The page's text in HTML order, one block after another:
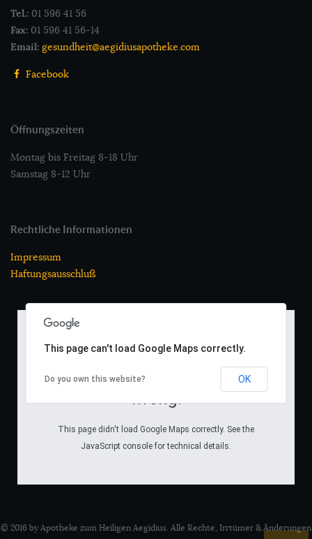
Tel.: 01 596 41 56
Fax: 01 596 41 56-14
Email: gesundheit@aegidiusapotheke.com
Facebook
Öffnungszeiten
Montag bis Freitag 8-18 Uhr
Samstag 8-12 Uhr
Rechtliche Informationen
Impressum
Haftungsausschluß
Oops! Something went
wrong.
This page didn't load Google Maps correctly. See the
JavaScript console for technical details.
This page can't load Google Maps correctly.
Do you own this website? OK
© 2016 by Apotheke zum Heiligen Aegidius. Alle Rechte, Irrtümer & Änderungen